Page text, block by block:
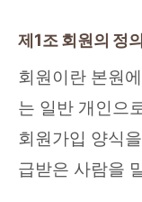
제1조 회원의 정의
회원이란 본원
는 일반 개인으
회원가입 양식
급받은 사람을